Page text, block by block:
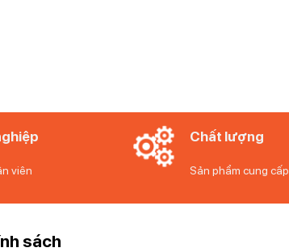
viên
Chất lượng
Sản phẩm cung cấp
sách